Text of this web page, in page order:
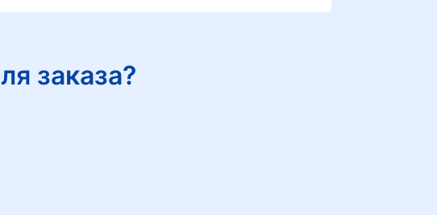
заказа?